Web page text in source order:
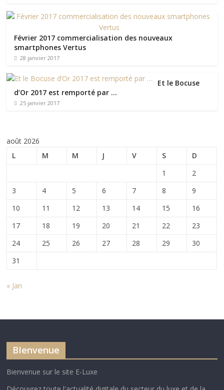
Février 2017 commercialisation des nouveaux
smartphones Vertus
28 janvier 2017
Et le Bocuse
d’Or 2017 est remporté par …
25 janvier 2017
août 2026
L
M M J V S
D
1
2
3
4 5 6 7 8
9
10
11 12 13 14 15
16
17
18 19 20 21 22
23
24
25 26 27 28 29
30
31
« Jan
BIenvenue
Bienvenue sur le site E-Luxe